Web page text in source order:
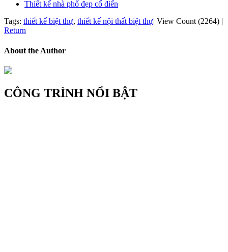
Thiết kế nhà phố đẹp cổ điển
Tags: thiết kế biệt thự, thiết kế nội thất biệt thự| View Count (2264) |
Return
About the Author
CÔNG TRÌNH NỔI BẬT